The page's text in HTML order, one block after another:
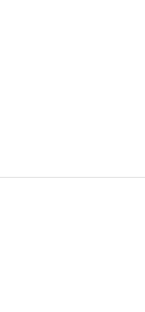
15に調整できま
に追加されま
他の興味深い変